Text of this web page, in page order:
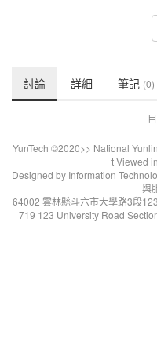
討論 詳細 筆記 (0)
YunTech ©2020>> National
t Viewed
Designed by Information
與
64002 雲林縣斗六市大學路3段
719 123 University Road